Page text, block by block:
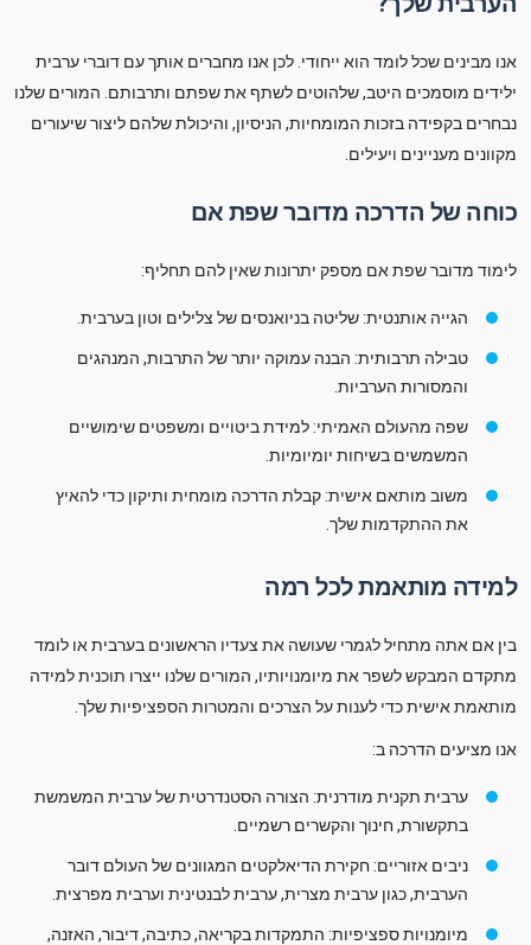
אנו מבינים שכל לומד הוא ייחודי. לכן אנו מחברים אותך עם דוברי ערבית
ילידים מוסמכים היטב, שלהוטים לשתף את שפתם ותרבותם. המורים שלנו
נבחרים בקפידה בזכות המומחיות, הניסיון, והיכולת שלהם ליצור שיעורים
מקוונים מעניינים ויעילים.
כוחה של הדרכה מדובר שפת אם
לימוד מדובר שפת אם מספק יתרונות שאין להם תחליף:
הגייה אותנטית: שליטה בניואנסים של צלילים וטון בערבית.
טבילה תרבותית: הבנה עמוקה יותר של התרבות, המנהגים
והמסורות הערביות.
שפה מהעולם האמיתי: למידת ביטויים ומשפטים שימושיים
המשמשים בשיחות יומיומיות.
משוב מותאם אישית: קבלת הדרכה מומחית ותיקון כדי להאיץ
את ההתקדמות שלך.
למידה מותאמת לכל רמה
בין אם אתה מתחיל לגמרי שעושה את צעדיו הראשונים בערבית או לומד
מתקדם המבקש לשפר את מיומנויותיו, המורים שלנו ייצרו תוכנית למידה
מותאמת אישית כדי לענות על הצרכים והמטרות הספציפיות שלך.
אנו מציעים הדרכה ב:
ערבית תקנית מודרנית: הצורה הסטנדרטית של ערבית המשמשת
בתקשורת, חינוך והקשרים רשמיים.
ניבים אזוריים: חקירת הדיאלקטים המגוונים של העולם דובר
הערבית, כגון ערבית מצרית, ערבית לבנטינית וערבית מפרצית.
מיומנויות ספציפיות: התמקדות בקריאה, כתיבה, דיבור, האזנה,